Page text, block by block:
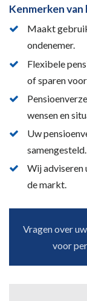
Kenmerken
Maakt
ondenemer.
Flexibele
of sparen
wensen en
Uw
samengesteld.
Wij adviseren
de markt.
Vragen over
voor